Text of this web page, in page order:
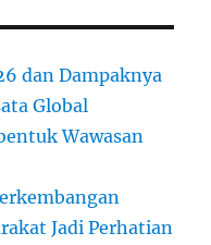
dan Dampaknya
Global
Wawasan
Jadi Perhatian